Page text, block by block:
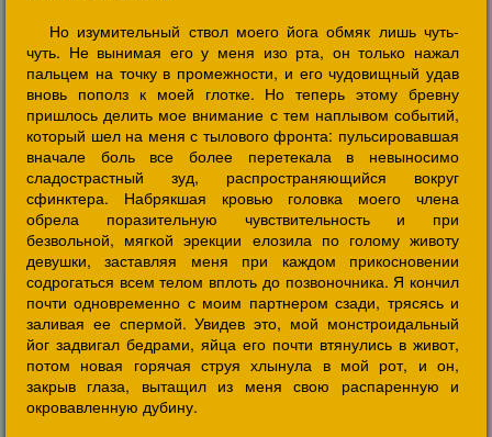
Но изумительный ствол моего йога обмяк лишь чуть-
чуть. Не вынимая его у меня изо рта, он только нажал
пальцем на точку в промежности, и его чудовищный удав
вновь пополз к моей глотке. Но теперь этому бревну
пришлось делить мое внимание с тем наплывом событий,
который шел на меня с тылового фронта: пульсировавшая
вначале боль все более перетекала в невыносимо
сладострастный зуд, распространяющийся вокруг
сфинктера. Набрякшая кровью головка моего члена
обрела поразительную чувствительность и при
безвольной, мягкой эрекции елозила по голому животу
девушки, заставляя меня при каждом прикосновении
содрогаться всем телом вплоть до позвоночника. Я кончил
почти одновременно с моим партнером сзади, трясясь и
заливая ее спермой. Увидев это, мой монстроидальный
йог задвигал бедрами, яйца его почти втянулись в живот,
потом новая горячая струя хлынула в мой рот, и он,
закрыв глаза, вытащил из меня свою распаренную и
окровавленную дубину.